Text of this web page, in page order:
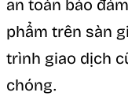
an toàn bảo
phẩm trên sàn
trình giao dịch
chóng.